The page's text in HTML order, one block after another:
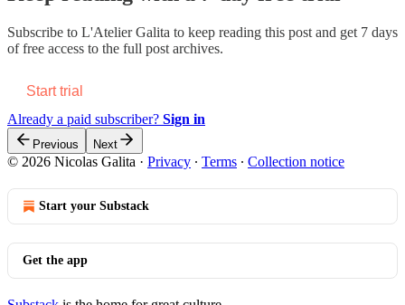
Subscribe to L'Atelier Galita to keep reading this post and get 7 days
of free access to the full post archives.
Start trial
Already a paid subscriber? Sign in
Previous Next
© 2026 Nicolas Galita · Privacy ∙ Terms ∙ Collection notice
Start your Substack
Get the app